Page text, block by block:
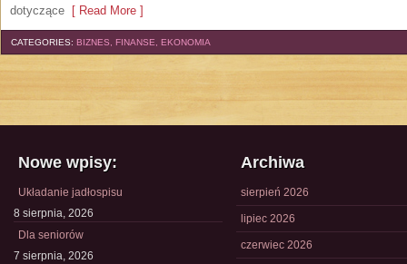
dotyczące [ Read More ]
CATEGORIES: BIZNES, FINANSE, EKONOMIA
Nowe wpisy:
Układanie jadłospisu
8 sierpnia, 2026
Dla seniorów
7 sierpnia, 2026
Archiwa
sierpień 2026
lipiec 2026
czerwiec 2026